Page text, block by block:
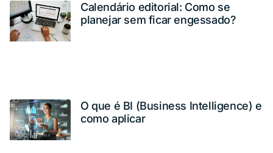
Calendário editorial: Como se
planejar sem ficar engessado?
O que é BI (Business Intelligence) e
como aplicar